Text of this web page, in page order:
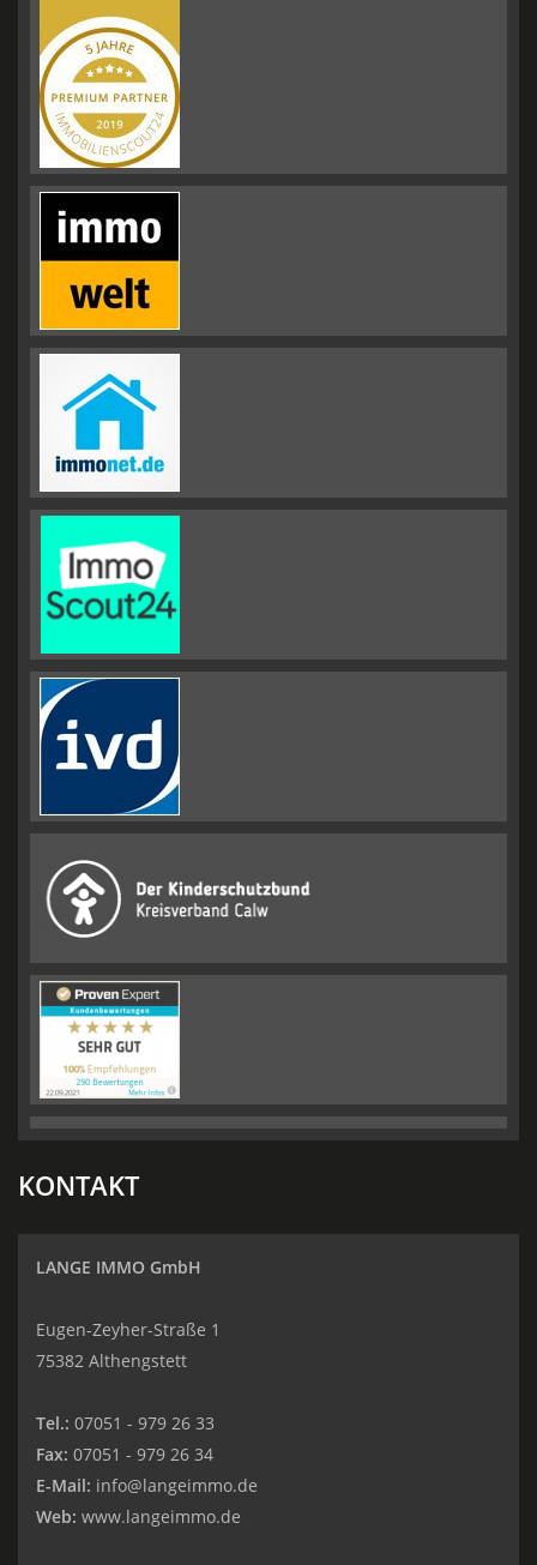
KONTAKT
LANGE IMMO GmbH
Eugen-Zeyher-Straße 1
75382 Althengstett
Tel.: 07051 - 979 26 33
Fax: 07051 - 979 26 34
E-Mail: info@langeimmo.de
Web: www.langeimmo.de